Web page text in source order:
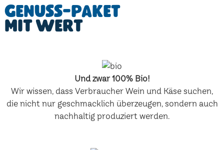
Genuss-Paket
mit Wert
Und zwar 100% Bio!
Wir wissen, dass Verbraucher Wein und Käse suchen,
die nicht nur geschmacklich überzeugen, sondern auch
nachhaltig produziert werden.